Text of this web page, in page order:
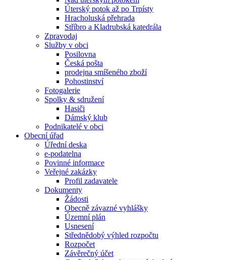
Úterský potok až po Trpísty
Hracholuská přehrada
Stříbro a Kladrubská katedrála
Zpravodaj
Služby v obci
Posilovna
Česká pošta
prodejna smíšeného zboží
Pohostinství
Fotogalerie
Spolky & sdružení
Hasiči
Dámský klub
Podnikatelé v obci
Obecní úřad
Úřední deska
e-podatelna
Povinné informace
Veřejné zakázky
Profil zadavatele
Dokumenty
Žádosti
Obecně závazné vyhlášky
Územní plán
Usnesení
Střednědobý výhled rozpočtu
Rozpočet
Závěrečný účet